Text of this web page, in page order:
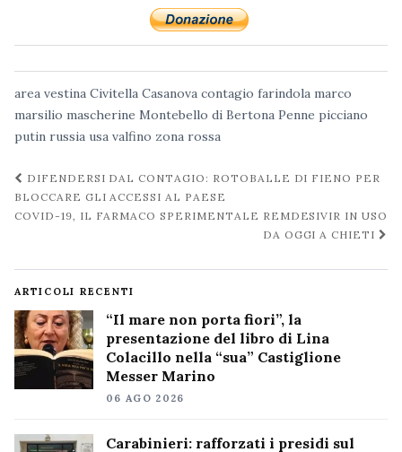
area vestina Civitella Casanova contagio farindola marco
marsilio mascherine Montebello di Bertona Penne picciano
putin russia usa valfino zona rossa
Navigazione
post
DIFENDERSI DAL CONTAGIO: ROTOBALLE DI FIENO PER
BLOCCARE GLI ACCESSI AL PAESE
COVID-19, IL FARMACO SPERIMENTALE REMDESIVIR IN USO
DA OGGI A CHIETI
ARTICOLI RECENTI
“Il mare non porta fiori”, la
presentazione del libro di Lina
Colacillo nella “sua” Castiglione
Messer Marino
06 AGO 2026
Carabinieri: rafforzati i presidi sul